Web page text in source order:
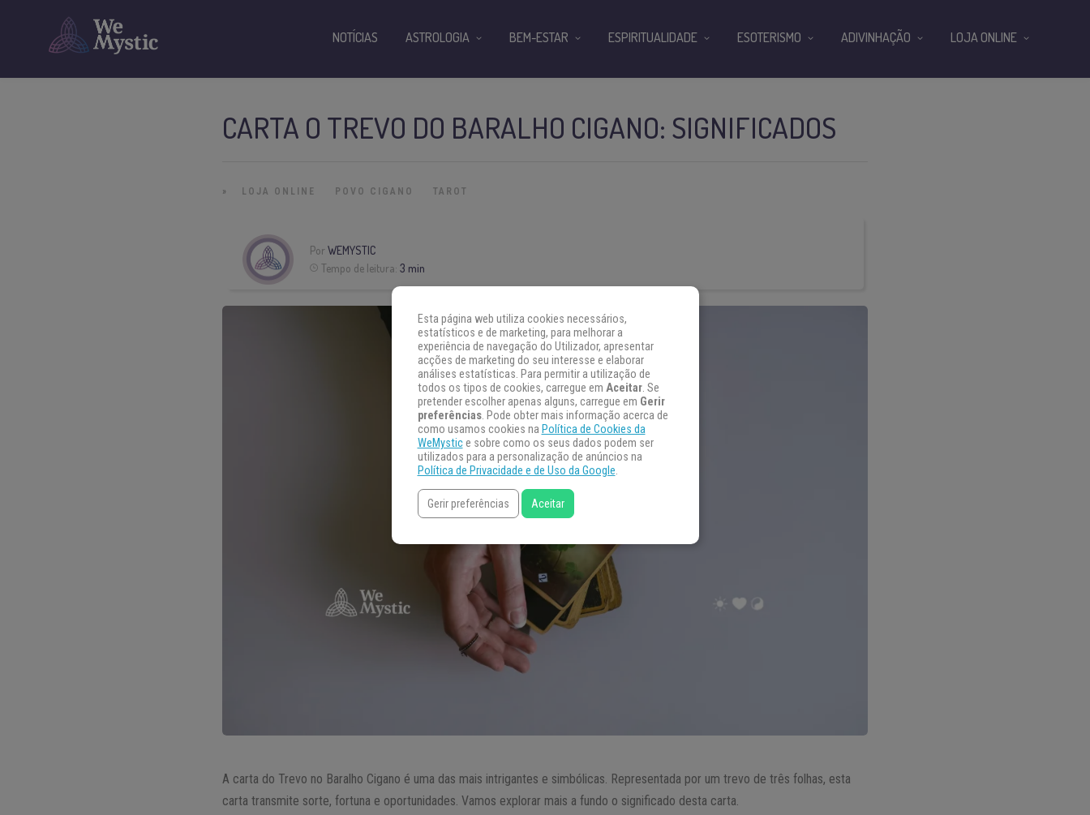
CARTA O TREVO DO BARALHO CIGANO: SIGNIFICADOS
» LOJA ONLINE POVO CIGANO TAROT
PorWEMYSTIC
Tempo de leitura:3 min
A carta do Trevo no Baralho Cigano é uma das mais intrigantes e simbólicas. Representada por um trevo de três folhas, esta
carta transmite sorte, fortuna e oportunidades. Vamos explorar mais a fundo o significado desta carta.
NOTÍCIAS ASTROLOGIA BEM-ESTAR ESPIRITUALIDADE ESOTERISMO ADIVINHAÇÃO LOJA ONLINE
Esta página web utiliza cookies necessários,
estatísticos e de marketing, para melhorar a
experiência de navegação do Utilizador, apresentar
acções de marketing do seu interesse e elaborar
análises estatísticas. Para permitir a utilização de
todos os tipos de cookies, carregue em Aceitar. Se
pretender escolher apenas alguns, carregue em Gerir
preferências. Pode obter mais informação acerca de
como usamos cookies na Política de Cookies da
WeMystice sobre como os seus dados podem ser
utilizados para a personalização de anúncios na
Política de Privacidade e de Uso da Google.
Gerir preferências Aceitar